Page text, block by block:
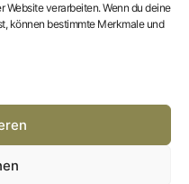
verarbeiten. Wenn du deine
können bestimmte Merkmale und